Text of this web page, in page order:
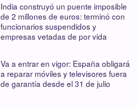
India construyó un puente imposible
de 2 millones de euros: terminó con
funcionarios suspendidos y
empresas vetadas de por vida
Va a entrar en vigor: España obligará
a reparar móviles y televisores fuera
de garantía desde el 31 de julio